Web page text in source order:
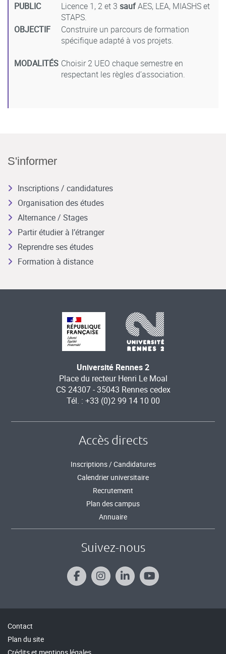
PUBLIC Licence 1, 2 et 3 saufAES, LEA, MIASHS et
STAPS.
OBJECTIF
Construire un parcours de formation
spécifique adapté à vos projets.
MODALITÉS Choisir 2 UEO chaque semestre en
respectant les règles d’association.
S'informer
Inscriptions / candidatures
Organisation des études
Alternance / Stages
Partir étudier à l’étranger
Reprendre ses études
Formation à distance
Université Rennes 2
Place du recteur Henri Le Moal
CS 24307 - 35043 Rennes cedex
Tél. : +33 (0)2 99 14 10 00
Accès directs
Inscriptions / Candidatures
Calendrier universitaire
Recrutement
Plan des campus
Annuaire
Suivez-nous
Contact
Plan du site